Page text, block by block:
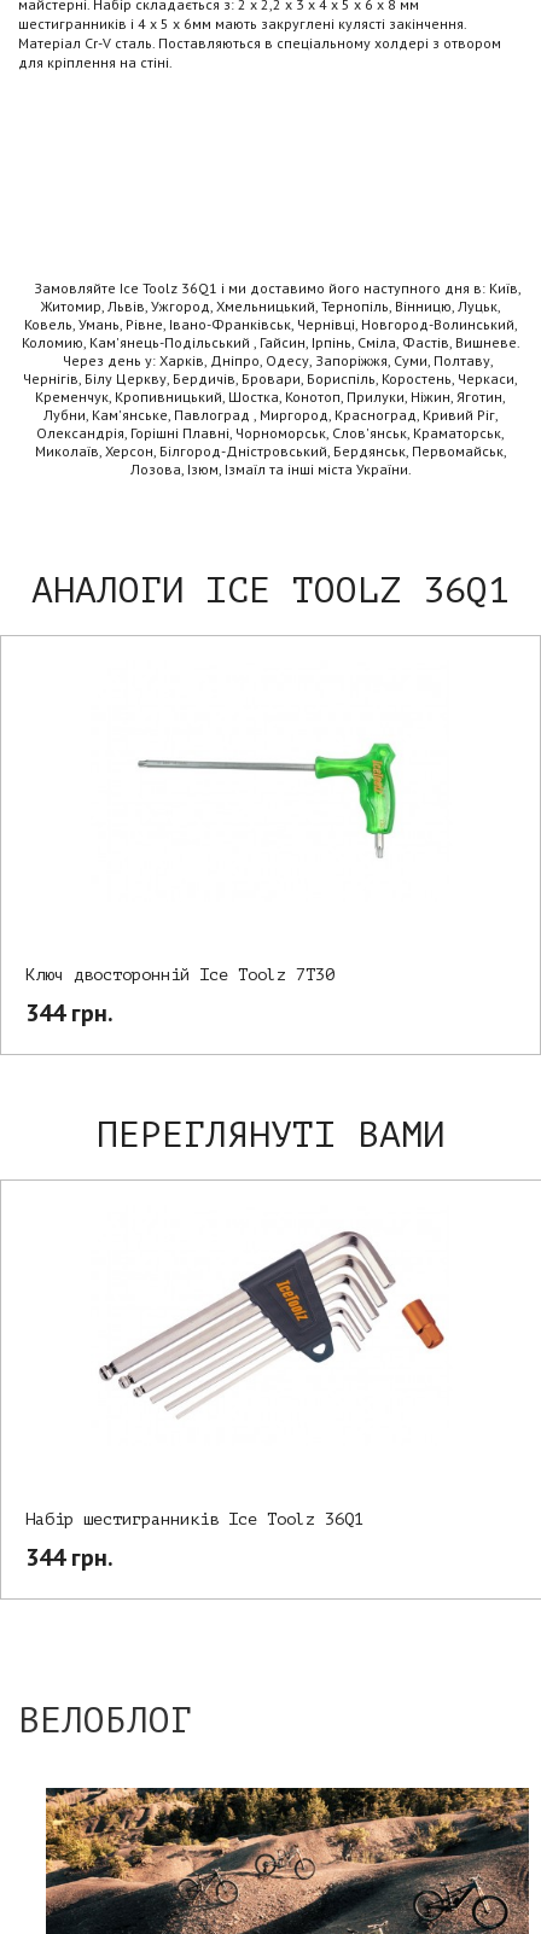
майстерні. Набір складається з: 2 х 2,2 х 3 х 4 х 5 х 6 х 8 мм
шестигранників і 4 х 5 х 6мм мають закруглені кулясті закінчення.
Матеріал Cr-V сталь. Поставляються в спеціальному холдері з отвором
для кріплення на стіні.
Замовляйте Ice Toolz 36Q1 і ми доставимо його наступного дня в: Київ,
Житомир, Львів, Ужгород, Хмельницький, Тернопіль, Вінницю, Луцьк,
Ковель, Умань, Рівне, Івано-Франківськ, Чернівці, Новгород-Волинський,
Коломию, Кам'янець-Подільський , Гайсин, Ірпінь, Сміла, Фастів, Вишневе.
Через день у: Харків, Дніпро, Одесу, Запоріжжя, Суми, Полтаву,
Чернігів, Білу Церкву, Бердичів, Бровари, Бориспіль, Коростень, Черкаси,
Кременчук, Кропивницький, Шостка, Конотоп, Прилуки, Ніжин, Яготин,
Лубни, Кам'янське, Павлоград , Миргород, Красноград, Кривий Ріг,
Олександрія, Горішні Плавні, Чорноморськ, Слов'янськ, Краматорськ,
Миколаїв, Херсон, Білгород-Дністровський, Бердянськ, Первомайськ,
Лозова, Ізюм, Ізмаїл та інші міста України.
АНАЛОГИ ICE TOOLZ 36Q1
Ключ двосторонній Ice Toolz 7T30
344 грн.
ПЕРЕГЛЯНУТІ ВАМИ
Набір шестигранників Ice Toolz 36Q1
344 грн.
ВЕЛОБЛОГ